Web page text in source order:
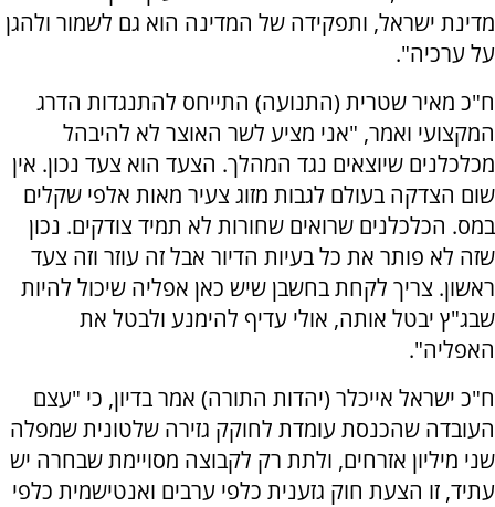
מדינת ישראל, ותפקידה של המדינה הוא גם לשמור ולהגן
על ערכיה".
ח"כ מאיר שטרית (התנועה) התייחס להתנגדות הדרג
המקצועי ואמר, "אני מציע לשר האוצר לא להיבהל
מכלכלנים שיוצאים נגד המהלך. הצעד הוא צעד נכון. אין
שום הצדקה בעולם לגבות מזוג צעיר מאות אלפי שקלים
במס. הכלכלנים שרואים שחורות לא תמיד צודקים. נכון
שזה לא פותר את כל בעיות הדיור אבל זה עוזר וזה צעד
ראשון. צריך לקחת בחשבן שיש כאן אפליה שיכול להיות
שבג"ץ יבטל אותה, אולי עדיף להימנע ולבטל את
האפליה".
ח"כ ישראל אייכלר (יהדות התורה) אמר בדיון, כי "עצם
העובדה שהכנסת עומדת לחוקק גזירה שלטונית שמפלה
שני מיליון אזרחים, ולתת רק לקבוצה מסויימת שבחרה יש
עתיד, זו הצעת חוק גזענית כלפי ערבים ואנטישמית כלפי